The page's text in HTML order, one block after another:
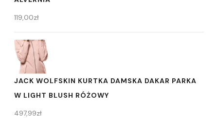
119,00zł
JACK WOLFSKIN KURTKA DAMSKA DAKAR PARKA
W LIGHT BLUSH RÓŻOWY
497,99zł